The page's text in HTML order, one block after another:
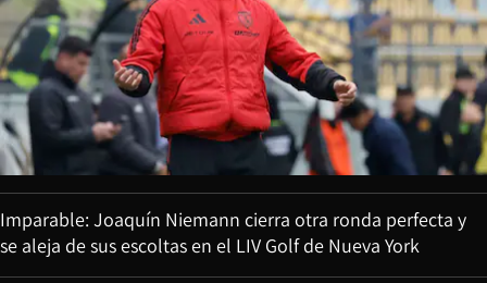
Imparable: Joaquín Niemann cierra otra ronda perfecta y
se aleja de sus escoltas en el LIV Golf de Nueva York